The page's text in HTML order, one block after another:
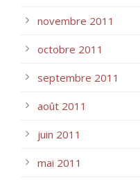
novembre 2011
octobre 2011
septembre 2011
août 2011
juin 2011
mai 2011